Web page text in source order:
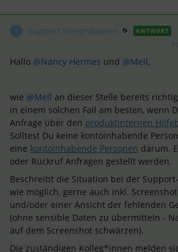
Support Integrationen ANTWORT
Hallo @Nancy Hermes und @Mell,
wie @Mell an dieser Stelle bereits
in einem solchen Fall am besten, wenn
Anfrage über den produktinternen
Solltest Du keine kontoinhabende
eine kontoinhabende Personen darum.
oder Rückruf Anfragen gestellt werden.
Beschreibt die Situation bei der
wie möglich, gerne auch inkl.
und/oder einer Ansicht der fehlenden
(ohne sensible Daten zu übermitteln -
auf dem Screenshot schwärzen).
Die zuständigen Kolleg*innen melden